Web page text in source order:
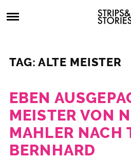
to
&
Stories
Comics,
TAG: ALTE MEISTER
EBEN
MEISTER VON
MAHLER NACH
BERNHARD